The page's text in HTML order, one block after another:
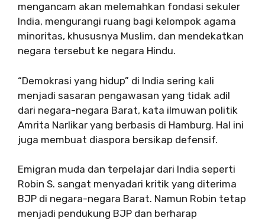
mengancam akan melemahkan fondasi sekuler
India, mengurangi ruang bagi kelompok agama
minoritas, khususnya Muslim, dan mendekatkan
negara tersebut ke negara Hindu.
“Demokrasi yang hidup” di India sering kali
menjadi sasaran pengawasan yang tidak adil
dari negara-negara Barat, kata ilmuwan politik
Amrita Narlikar yang berbasis di Hamburg. Hal ini
juga membuat diaspora bersikap defensif.
Emigran muda dan terpelajar dari India seperti
Robin S. sangat menyadari kritik yang diterima
BJP di negara-negara Barat. Namun Robin tetap
menjadi pendukung BJP dan berharap